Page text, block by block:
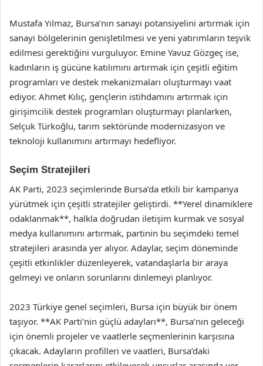
Mustafa Yılmaz, Bursa’nın sanayi potansiyelini artırmak için
sanayi bölgelerinin genişletilmesi ve yeni yatırımların teşvik
edilmesi gerektiğini vurguluyor. Emine Yavuz Gözgeç ise,
kadınların iş gücüne katılımını artırmak için çeşitli eğitim
programları ve destek mekanizmaları oluşturmayı vaat
ediyor. Ahmet Kılıç, gençlerin istihdamını artırmak için
girişimcilik destek programları oluşturmayı planlarken,
Selçuk Türkoğlu, tarım sektöründe modernizasyon ve
teknoloji kullanımını artırmayı hedefliyor.
Seçim Stratejileri
AK Parti, 2023 seçimlerinde Bursa’da etkili bir kampanya
yürütmek için çeşitli stratejiler geliştirdi. **Yerel dinamiklere
odaklanmak**, halkla doğrudan iletişim kurmak ve sosyal
medya kullanımını artırmak, partinin bu seçimdeki temel
stratejileri arasında yer alıyor. Adaylar, seçim döneminde
çeşitli etkinlikler düzenleyerek, vatandaşlarla bir araya
gelmeyi ve onların sorunlarını dinlemeyi planlıyor.
2023 Türkiye genel seçimleri, Bursa için büyük bir önem
taşıyor. **AK Parti’nin güçlü adayları**, Bursa’nın geleceği
için önemli projeler ve vaatlerle seçmenlerinin karşısına
çıkacak. Adayların profilleri ve vaatleri, Bursa’daki